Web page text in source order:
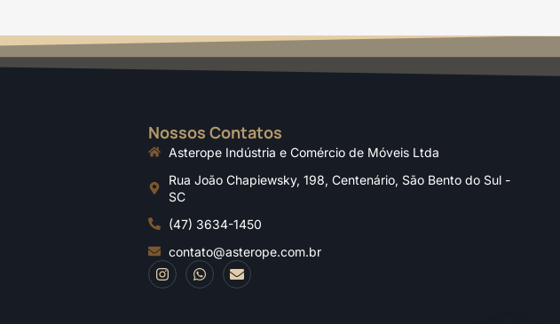
Nossos Contatos
Asterope Indústria e Comércio de Móveis Ltda
Rua João Chapiewsky, 198, Centenário, São Bento do Sul -
SC
(47) 3634-1450
contato@asterope.com.br